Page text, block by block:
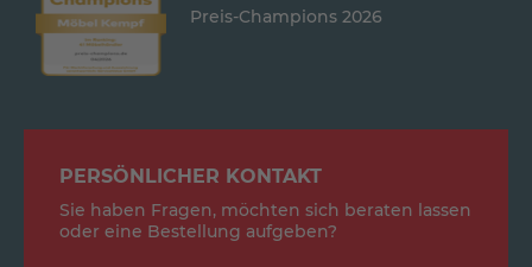
Preis-Champions 2026
PERSÖNLICHER KONTAKT
Sie haben Fragen, möchten sich beraten lassen
oder eine Bestellung aufgeben?